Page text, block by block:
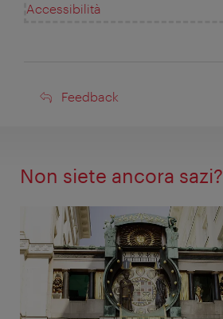
Accessibilità
Feedback
Feedback
Non siete ancora sazi?